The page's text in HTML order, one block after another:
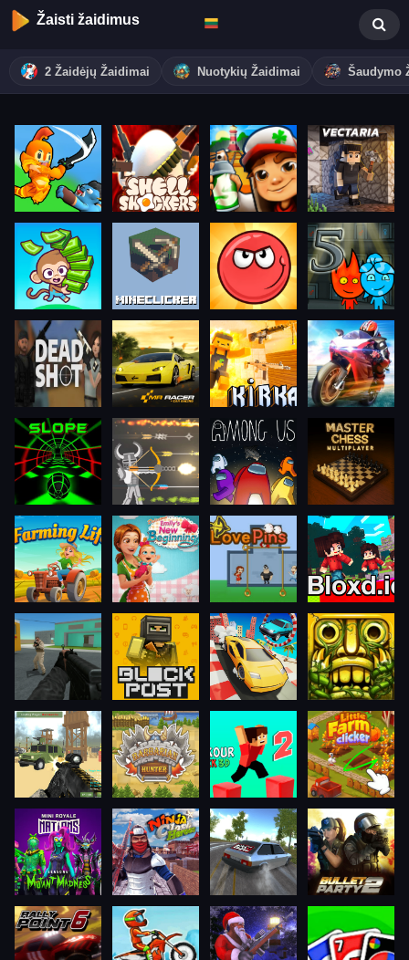
Žaisti žaidimus
2 Žaidėjų Žaidimai Nuotykių Žaidimai Šaudymo